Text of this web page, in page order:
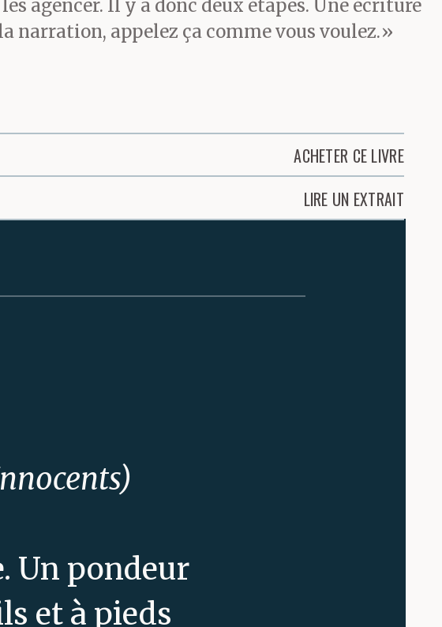
agencer. Il y a donc deux étapes. Une écriture
narration, appelez ça comme vous voulez.»
ACHETER CE LIVRE
LIRE UN EXTRAIT
Un pondeur
et à pieds